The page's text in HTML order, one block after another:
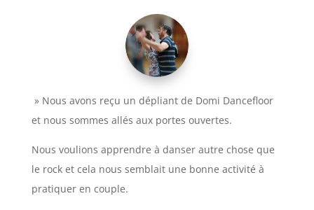
» Nous avons reçu un dépliant de Domi Dancefloor
et nous sommes allés aux portes ouvertes.
Nous voulions apprendre à danser autre chose que
le rock et cela nous semblait une bonne activité à
pratiquer en couple.